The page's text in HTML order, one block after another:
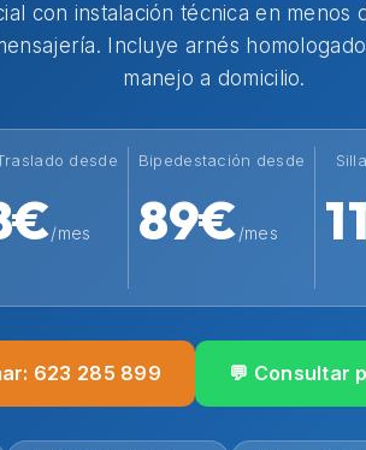
con instalación técnica en menos
Incluye arnés
manejo a domicilio.
desde
/mes
Bipedestación desde
89€/mes
623 285 899 💬 Consultar